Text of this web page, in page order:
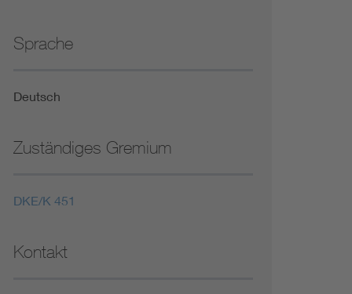
Sprache
Deutsch
Zuständiges Gremium
DKE/K 451
Kontakt